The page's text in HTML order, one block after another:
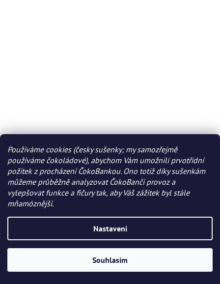
Používáme cookies (česky sušenky; my samozřejmě
používáme čokoládové), abychom Vám umožnili prvotřídní
požitek z procházení ČokoBankou. Ono totiž díky sušenkám
můžeme průběžně analyzovat ČokoBančí provoz a
vylepšovat funkce a fičury tak, aby Váš zážitek byl stále
mňamóznější.
Nastavení
Souhlasím